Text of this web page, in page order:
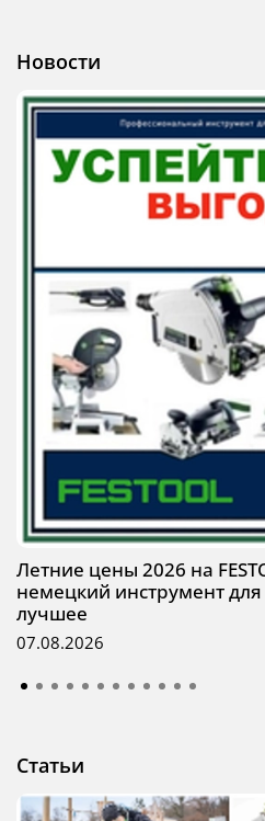
Новости
Летние цены 2026 на
немецкий инструмент
лучшее
07.08.2026
Статьи